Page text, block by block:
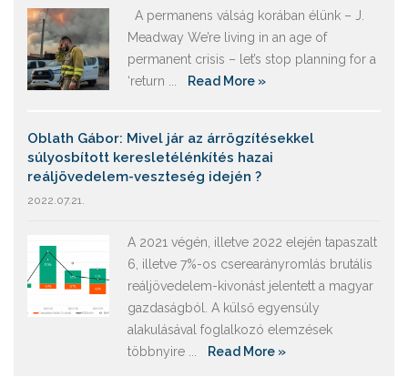
A permanens válság korában élünk – J.
Meadway We’re living in an age of
permanent crisis – let’s stop planning for a
‘return ...
Read More »
Oblath Gábor: Mivel jár az árrögzítésekkel
súlyosbított keresletélénkítés hazai
reáljövedelem-veszteség idején ?
2022.07.21.
A 2021 végén, illetve 2022 elején tapaszalt
6, illetve 7%-os cserearányromlás brutális
reáljövedelem-kivonást jelentett a magyar
gazdaságból. A külső egyensúly
alakulásával foglalkozó elemzések
többnyire ...
Read More »